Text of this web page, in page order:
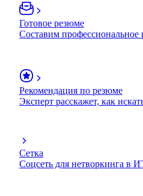
Готовое резюме
Составим профессиональное
Рекомендация по резюме
Эксперт расскажет, как
Сетка
Соцсеть для нетворкинга в